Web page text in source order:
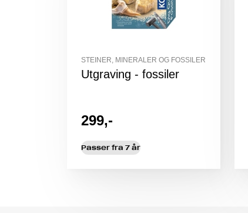
STEINER, MINERALER OG FOSSILER
Utgraving - fossiler
299,-
Passer fra 7 år